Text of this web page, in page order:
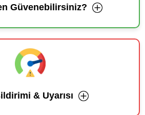
Güvenebilirsiniz?
& Uyarısı